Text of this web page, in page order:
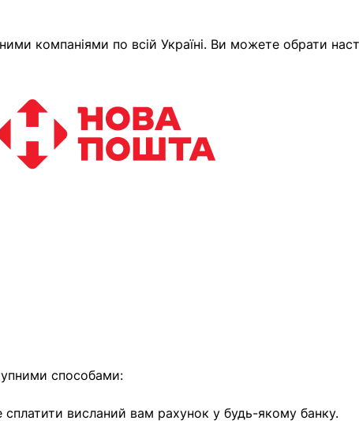
товарів.
Ваш номер надіслано.
зв’яжеться з
компаніями по всій Україні. Ви можете обрати
способами:
висланий вам рахунок у будь-якому банку.